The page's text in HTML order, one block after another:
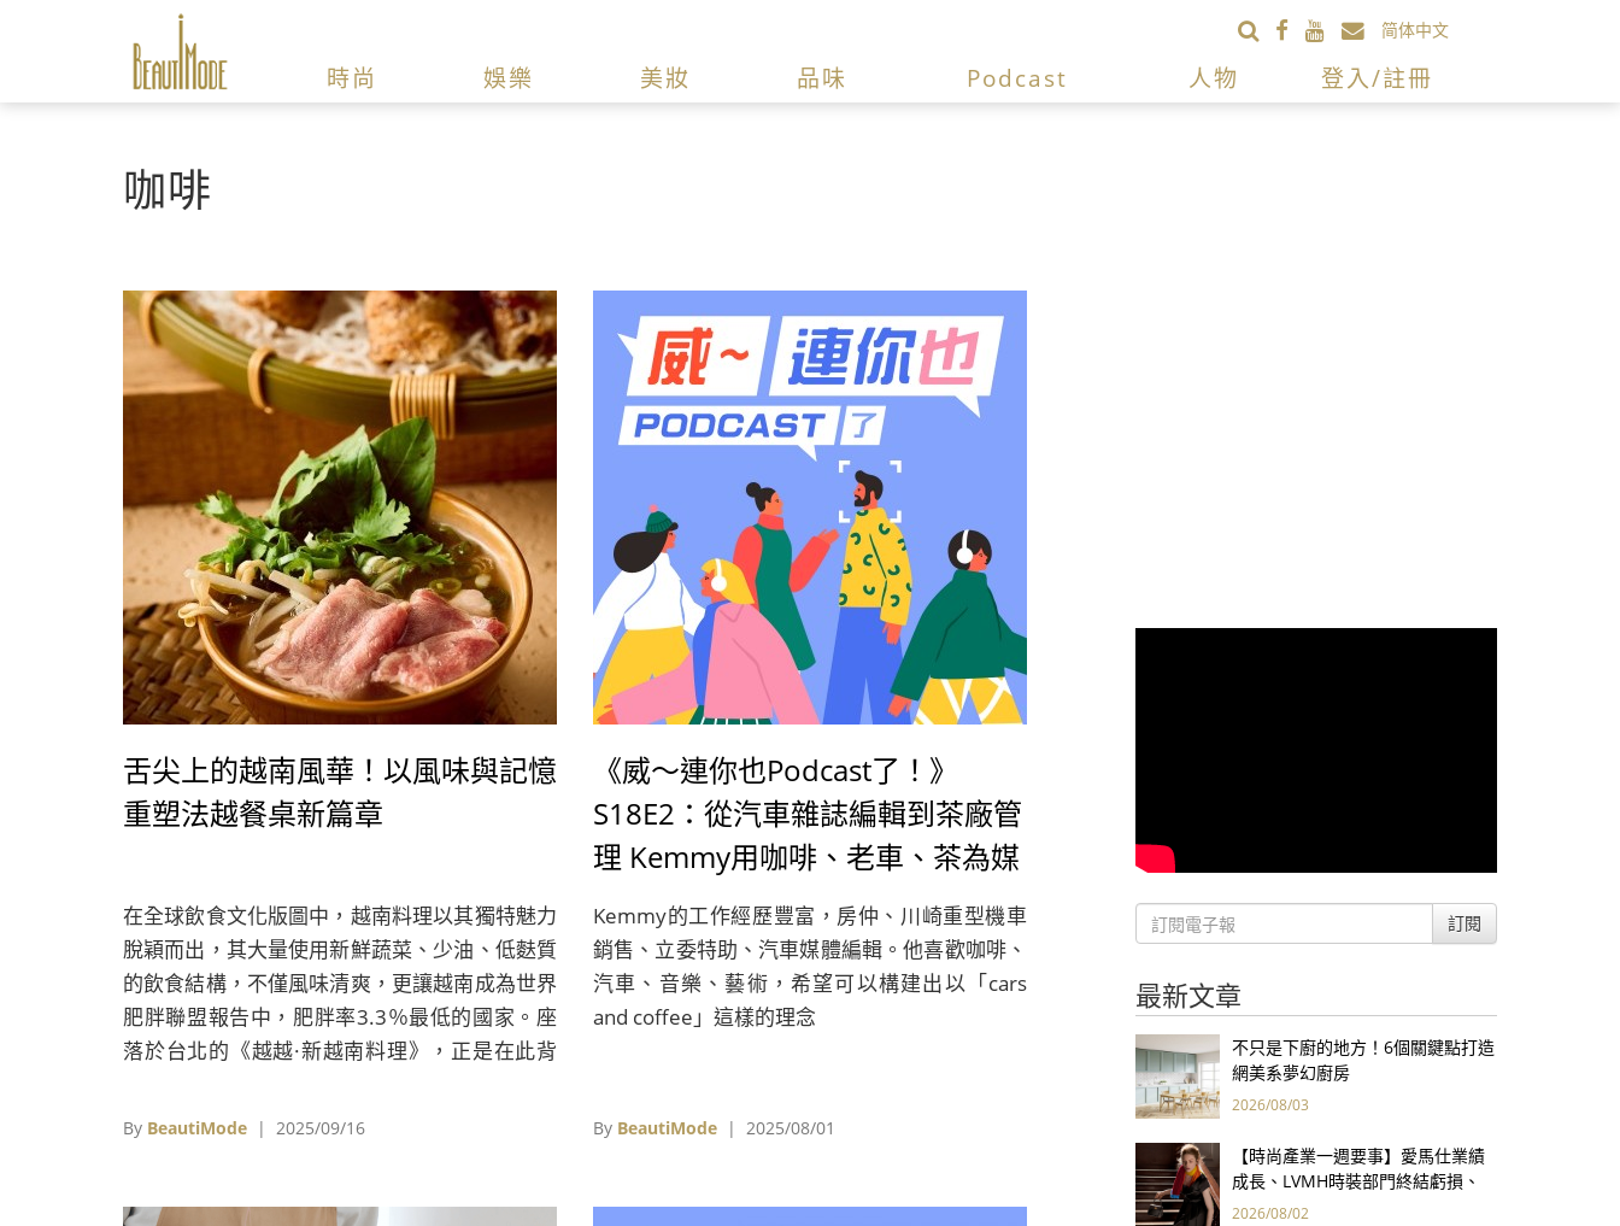
简体中文
時尚 娛樂 美妝 品味 Podcast 人物 登入/註冊
咖啡
舌尖上的越南風華！以風味與記憶
重塑法越餐桌新篇章
在全球飲食文化版圖中，越南料理以其獨特魅力
脫穎而出，其大量使用新鮮蔬菜、少油、低麩質
的飲食結構，不僅風味清爽，更讓越南成為世界
肥胖聯盟報告中，肥胖率3.3％最低的國家。座
落於台北的《越越·新越南料理》，正是在此背
象，將其推向精緻餐飲的殿堂，為台灣食客重新
By BeautiMode | 2025/09/16
《威～連你也Podcast了！》
S18E2：從汽車雜誌編輯到茶廠管
理 Kemmy用咖啡、老車、茶為媒
介串連人與人間的交流
Kemmy的工作經歷豐富，房仲、川崎重型機車
銷售、立委特助、汽車媒體編輯。他喜歡咖啡、
汽車、音樂、藝術，希望可以構建出以「cars
and coffee」這樣的理念
By BeautiMode | 2025/08/01
訂閱
最新文章
不只是下廚的地方！6個關鍵點打造
網美系夢幻廚房
2026/08/03
【時尚產業一週要事】愛馬仕業績
成長、LVMH時裝部門終結虧損、
Kering轉型策略初現成效、Prada
2026/08/02